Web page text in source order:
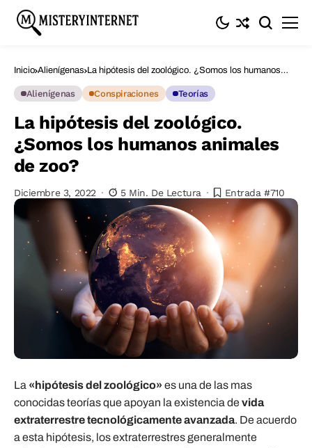
Inicio Alienígenas La hipótesis del zoológico. ¿Somos los humanos
Alienígenas Conspiraciones Teorías
La hipótesis del zoológico.
¿Somos los humanos animales
de zoo?
Diciembre 3, 2022 5 Min. De Lectura Entrada #710
La «hipótesis del zoológico» es una de las mas
conocidas teorías que apoyan la existencia devida
extraterrestre tecnológicamente avanzada. De acuerdo
a esta hipótesis, los extraterrestres generalmente